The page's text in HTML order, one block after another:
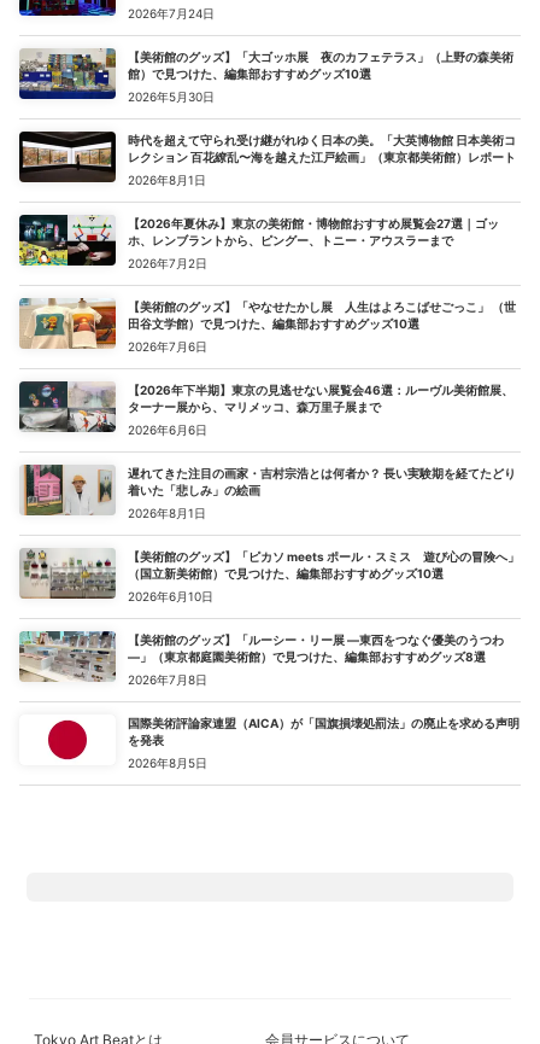
2026年7月24日
【美術館のグッズ】「大ゴッホ展 夜のカフェテラス」（上野の森美術
館）で見つけた、編集部おすすめグッズ10選
2026年5月30日
時代を超えて守られ受け継がれゆく日本の美。「大英博物館 日本美術コ
レクション 百花繚乱〜海を越えた江戸絵画」（東京都美術館）レポート
2026年8月1日
【2026年夏休み】東京の美術館・博物館おすすめ展覧会27選｜ゴッ
ホ、レンブラントから、ピングー、トニー・アウスラーまで
2026年7月2日
【美術館のグッズ】「やなせたかし展 人生はよろこばせごっこ」 （世
田谷文学館）で見つけた、編集部おすすめグッズ10選
2026年7月6日
【2026年下半期】東京の見逃せない展覧会46選：ルーヴル美術館展、
ターナー展から、マリメッコ、森万里子展まで
2026年6月6日
遅れてきた注目の画家・吉村宗浩とは何者か？ 長い実験期を経てたどり
着いた「悲しみ」の絵画
2026年8月1日
【美術館のグッズ】「ピカソ meets ポール・スミス 遊び心の冒険へ」
（国立新美術館）で見つけた、編集部おすすめグッズ10選
2026年6月10日
【美術館のグッズ】「ルーシー・リー展 ―東西をつなぐ優美のうつわ
―」（東京都庭園美術館）で見つけた、編集部おすすめグッズ8選
2026年7月8日
国際美術評論家連盟（AICA）が「国旗損壊処罰法」の廃止を求める声明
を発表
2026年8月5日
Tokyo Art Beatとは 会員サービスについて